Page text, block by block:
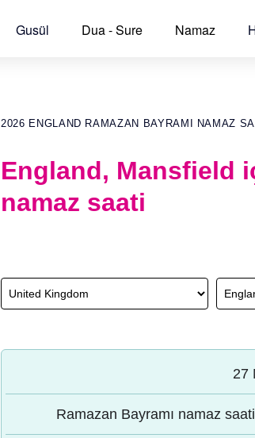
Gusül Dua - Sure Namaz
2026 ENGLAND RAMAZAN BAYRAMI NAMAZ
England, Mansfield
namaz saati
27
Ramazan Bayramı namaz